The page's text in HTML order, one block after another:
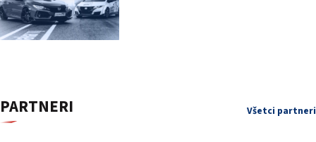
PARTNERI Všetci partneri